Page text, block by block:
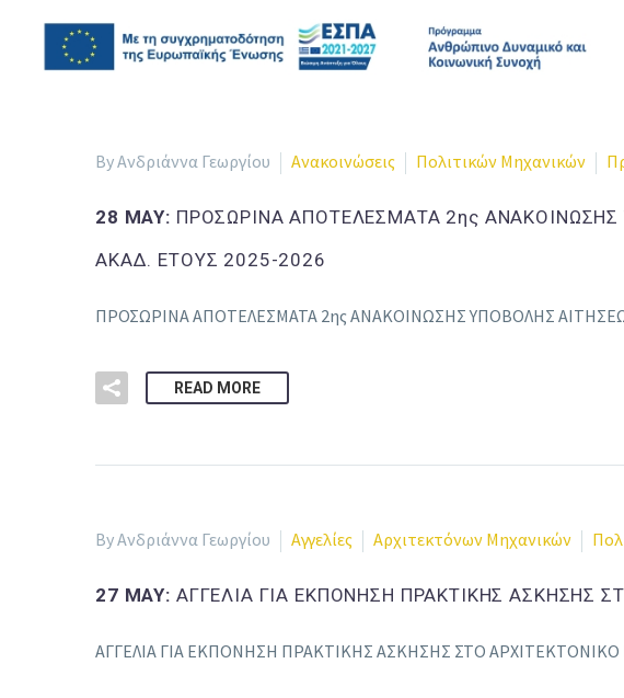
By Ανδριάννα Γεωργίου Ανακοινώσεις Πολιτικών Μηχανικών
28 MAY: ΠΡΟΣΩΡΙΝΑ ΑΠΟΤΕΛΕΣΜΑΤΑ 2ης
ΑΚΑΔ. ΕΤΟΥΣ 2025-2026
ΠΡΟΣΩΡΙΝΑ ΑΠΟΤΕΛΕΣΜΑΤΑ 2ης ΑΝΑΚΟΙΝΩΣΗΣ ΥΠΟΒΟΛΗΣ
READ MORE
By Ανδριάννα Γεωργίου Αγγελίες Αρχιτεκτόνων Μηχανικών
27 MAY: ΑΓΓΕΛΙΑ ΓΙΑ ΕΚΠΟΝΗΣΗ ΠΡΑΚΤΙΚΗΣ ΑΣΚΗΣΗΣ
ΑΓΓΕΛΙΑ ΓΙΑ ΕΚΠΟΝΗΣΗ ΠΡΑΚΤΙΚΗΣ ΑΣΚΗΣΗΣ ΣΤΟ ΑΡΧΙΤΕΚΤΟΝΙΚΟ